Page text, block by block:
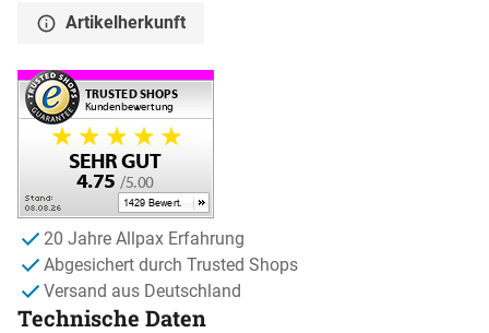
Artikelherkunft
20 Jahre Allpax Erfahrung
Abgesichert durch Trusted Shops
Versand aus Deutschland
Technische Daten